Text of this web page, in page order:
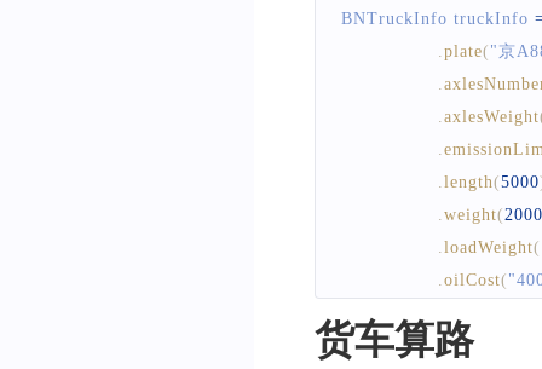
BNTruckInfo truckInfo
plate( "京
axlesWeight
length(5000
weight( 2000
loadWeight(
oilCost(
powerType
货车算路